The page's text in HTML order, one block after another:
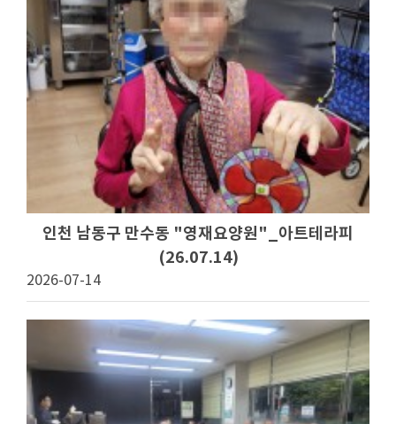
인천 남동구 만수동 "영재요양원"_아트테라피
(26.07.14)
2026-07-14